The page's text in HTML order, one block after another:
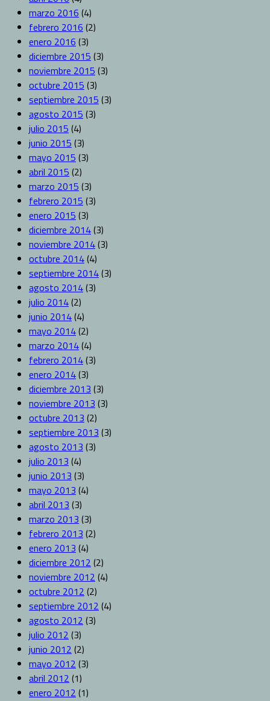
marzo 2016 (4)
febrero 2016 (2)
enero 2016 (3)
diciembre 2015 (3)
noviembre 2015 (3)
octubre 2015 (3)
septiembre 2015 (3)
agosto 2015 (3)
julio 2015 (4)
junio 2015 (3)
mayo 2015 (3)
abril 2015 (2)
marzo 2015 (3)
febrero 2015 (3)
enero 2015 (3)
diciembre 2014(3)
noviembre 2014(3)
octubre 2014(4)
septiembre 2014(3)
agosto 2014(3)
julio 2014(2)
junio 2014(4)
mayo 2014(2)
marzo 2014(4)
febrero 2014(3)
enero 2014(3)
diciembre 2013 (3)
noviembre 2013 (3)
octubre 2013 (2)
septiembre 2013 (3)
agosto 2013 (3)
julio 2013 (4)
junio 2013 (3)
mayo 2013 (4)
abril 2013 (3)
marzo 2013 (3)
febrero 2013 (2)
enero 2013 (4)
diciembre 2012 (2)
noviembre 2012 (4)
octubre 2012 (2)
septiembre 2012 (4)
agosto 2012 (3)
julio 2012 (3)
junio 2012 (2)
mayo 2012 (3)
abril 2012 (1)
enero 2012 (1)